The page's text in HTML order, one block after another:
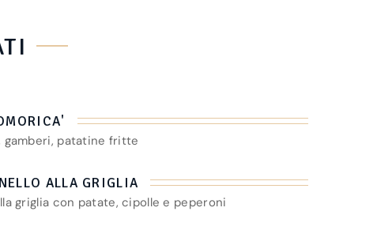
gamberi, patatine fritte
ALLA GRIGLIA
griglia con patate, cipolle e peperoni